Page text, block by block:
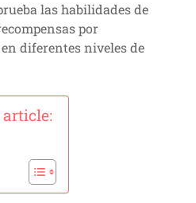
las habilidades de
por
diferentes niveles de